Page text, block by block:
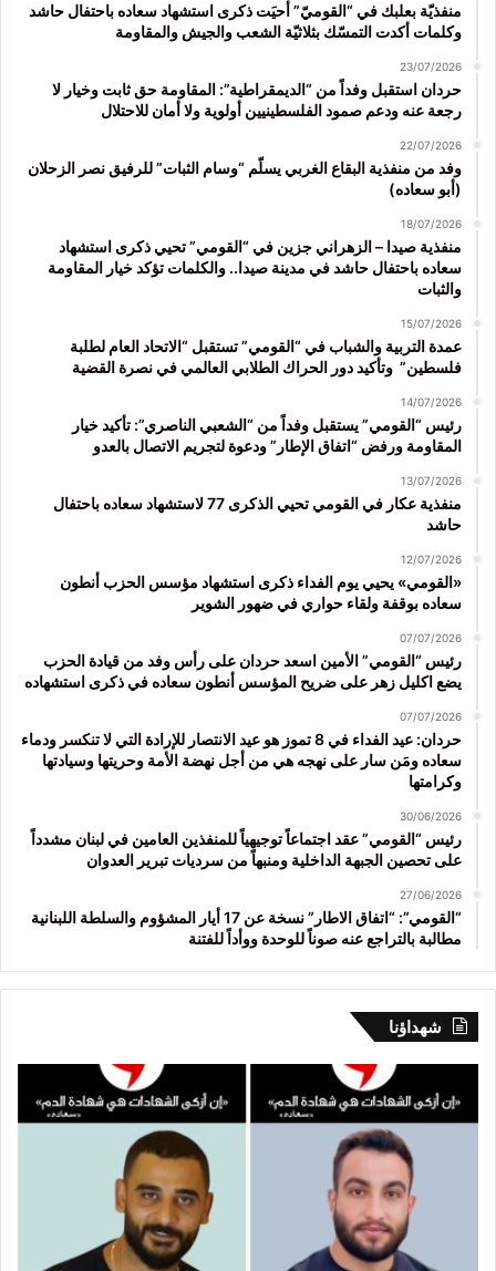
منفذيّة بعلبك في “القوميّ” أحيَت ذكرى استشهاد سعاده باحتفال حاشد
وكلمات أكدت التمسّك بثلاثيّة الشعب والجيش والمقاومة
23/07/2026
حردان استقبل وفداً من “الديمقراطية”: المقاومة حق ثابت وخيار لا
رجعة عنه ودعم صمود الفلسطينيين أولوية ولا أمان للاحتلال
22/07/2026
وفد من منفذية البقاع الغربي يسلّم “وسام الثبات” للرفيق نصر الزحلان
(أبو سعاده)
18/07/2026
منفذية صيدا – الزهراني جزين في “القومي” تحيي ذكرى استشهاد
سعاده باحتفال حاشد في مدينة صيدا.. والكلمات تؤكد خيار المقاومة
والثبات
15/07/2026
عمدة التربية والشباب في “القومي” تستقبل “الاتحاد العام لطلبة
فلسطين” وتأكيد دور الحراك الطلابي العالمي في نصرة القضية
14/07/2026
رئيس “القومي” يستقبل وفداً من “الشعبي الناصري”: تأكيد خيار
المقاومة ورفض “اتفاق الإطار” ودعوة لتجريم الاتصال بالعدو
13/07/2026
منفذية عكار في القومي تحيي الذكرى 77 لاستشهاد سعاده باحتفال
حاشد
12/07/2026
«القومي» يحيي يوم الفداء ذكرى استشهاد مؤسس الحزب أنطون
سعاده بوقفة ولقاء حواري في ضهور الشوير
07/07/2026
رئيس “القومي” الأمين اسعد حردان على رأس وفد من قيادة الحزب
يضع اكليل زهر على ضريح المؤسس أنطون سعاده في ذكرى استشهاده
07/07/2026
حردان: عيد الفداء في 8 تموز هو عيد الانتصار للإرادة التي لا تنكسر ودماء
سعاده ومَن سار على نهجه هي من أجل نهضة الأمة وحريتها وسيادتها
وكرامتها
30/06/2026
رئيس “القومي” عقد اجتماعاً توجيهياً للمنفذين العامين في لبنان مشدداً
على تحصين الجبهة الداخلية ومنبهاً من سرديات تبرير العدوان
27/06/2026
“القومي”: “اتفاق الاطار” نسخة عن 17 أيار المشؤوم والسلطة اللبنانية
مطالبة بالتراجع عنه صوناً للوحدة ووأداً للفتنة
شهداؤنا